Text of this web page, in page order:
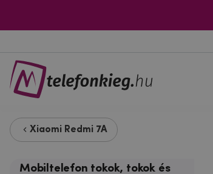
Xiaomi Redmi 7A
Mobiltelefon tokok, tokok és